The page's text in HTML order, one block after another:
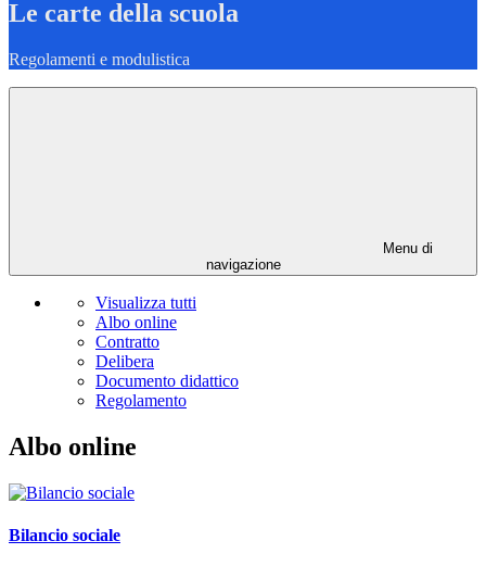
Le carte della scuola
Regolamenti e modulistica
Menu di
navigazione
Visualizza tutti
Albo online
Contratto
Delibera
Documento didattico
Regolamento
Albo online
Bilancio sociale